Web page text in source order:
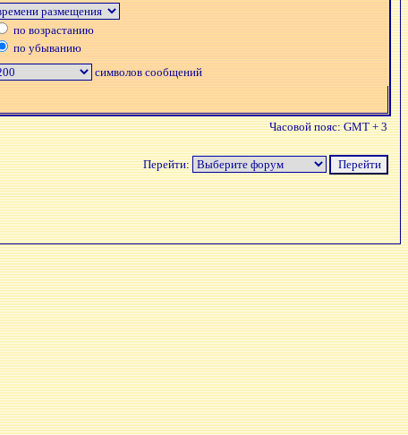
по возрастанию
по убыванию
символов сообщений
Часовой пояс: GMT + 3
Перейти: